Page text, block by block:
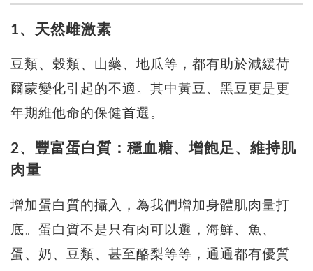
1、天然雌激素
豆類、穀類、山藥、地瓜等，都有助於減緩荷
爾蒙變化引起的不適。其中黃豆、黑豆更是更
年期維他命的保健首選。
2、豐富蛋白質：穩血糖、增飽足、維持肌
肉量
增加蛋白質的攝入，為我們增加身體肌肉量打
底。蛋白質不是只有肉可以選，海鮮、魚、
蛋、奶、豆類、甚至酪梨等等，通通都有優質